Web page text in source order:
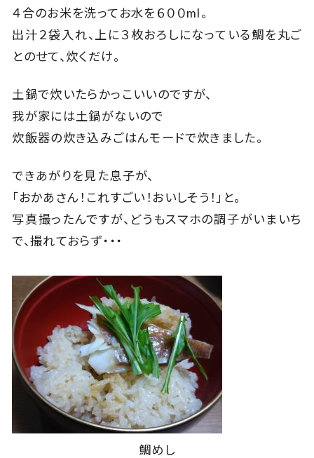
４合のお米を洗ってお水を６００ml。
出汁２袋入れ、上に３枚おろしになっている鯛を丸ご
とのせて、炊くだけ。
土鍋で炊いたらかっこいいのですが、
我が家には土鍋がないので
炊飯器の炊き込みごはんモードで炊きました。
できあがりを見た息子が、
「おかあさん！これすごい！おいしそう！」と。
写真撮ったんですが、どうもスマホの調子がいまいち
で、撮れておらず・・・
鯛めし